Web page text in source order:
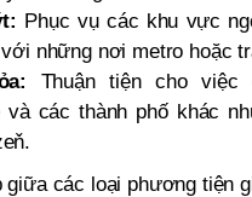
Phục vụ các khu vực
những nơi metro hoặc
Thuận tiện cho việc
và các thành phố khác
giữa các loại phương tiện